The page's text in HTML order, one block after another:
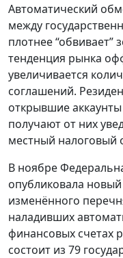
Автоматический
между
плотнее
тенденция рынка
увеличивается
соглашений.
открывшие
получают от них
местный налоговый
В ноябре
опубликовала
изменённого
наладивших
финансовых счетах
состоит из 79